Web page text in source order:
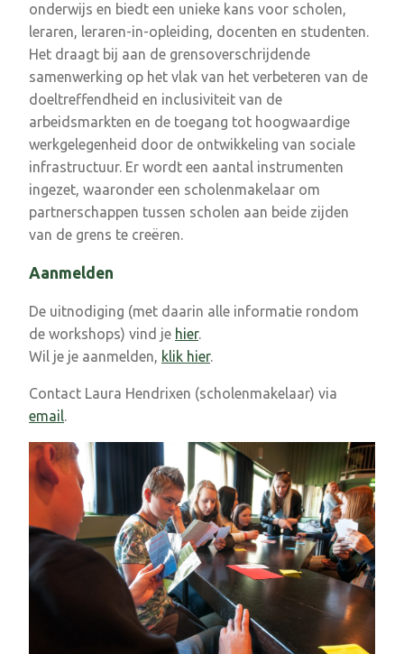
onderwijs en biedt een unieke kans voor scholen,
leraren, leraren-in-opleiding, docenten en studenten.
Het draagt bij aan de grensoverschrijdende
samenwerking op het vlak van het verbeteren van de
doeltreffendheid en inclusiviteit van de
arbeidsmarkten en de toegang tot hoogwaardige
werkgelegenheid door de ontwikkeling van sociale
infrastructuur. Er wordt een aantal instrumenten
ingezet, waaronder een scholenmakelaar om
partnerschappen tussen scholen aan beide zijden
van de grens te creëren.
Aanmelden
De uitnodiging (met daarin alle informatie rondom
de workshops) vind je hier.
Wil je je aanmelden, klik hier.
Contact Laura Hendrixen (scholenmakelaar) via
email.